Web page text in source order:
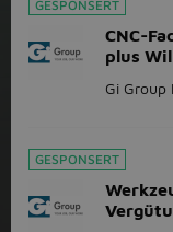
GESPONSERT
CNC-
plus
Gi Group
GESPONSERT